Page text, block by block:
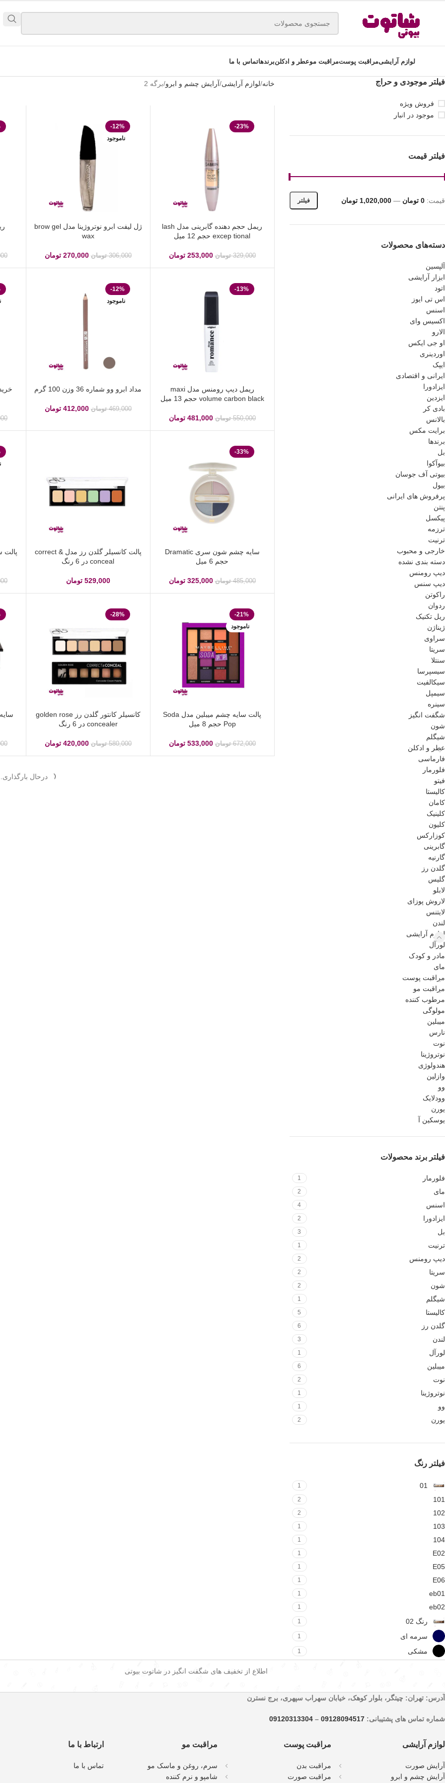
لوازم آرایشیمراقبت پوستمراقبت موعطر و ادکلنبرندهاتماس با ما
فیلتر موجودی و حراج
فروش ویژه
موجود در انبار
فیلتر قیمت
فیلتر قیمت: 0 تومان — 1,020,000 تومان
دسته‌های محصولات
آلپسین
ابزار آرایشی
اتود
اس تی ایوز
اسنس
اکسیس وای
الارو
او جی ایکس
اوردینری
ایپک
ایرانی و اقتصادی
ایزادورا
ایزدین
بادی کر
بالانس
برایت مکس
برندها
بل
بیوآکوا
بیوتی آف جوسان
بیول
پرفروش های ایرانی
پنتن
پیکسل
ترزمه
ترنیت
خارجی و محبوب
دسته بندی نشده
دیپ رومنس
دیپ سنس
راکوتن
ردوان
ریل تکنیک
ژیناژن
سراوی
سریتا
سنتلا
سیسپرسا
سیکالفیت
سیمپل
سینره
شگفت انگیز
شون
شیگلم
عطر و ادکلن
فارماسی
فلورمار
فیتو
کالیستا
کامان
کلینیک
کلیون
کوزارکس
گابرینی
گارنیه
گلدن رز
گلیس
لابلو
لاروش پوزای
لایتنس
لندن
لوازم آرایشی
لورآل
مادر و کودک
مای
مراقبت پوست
مراقبت مو
مرطوب کننده
مولوگی
میبلین
نارس
نوت
نوتروژینا
هندولوژی
وازلین
وو
وودلایک
یورن
یوسکین آ
فیلتر برند محصولات
فلورمار 1
مای 2
اسنس 4
ایزادورا 2
بل 3
ترنیت 1
دیپ رومنس 2
سریتا 2
شون 2
شیگلم 1
کالیستا 5
گلدن رز 6
لندن 3
لورآل 1
میبلین 6
نوت 2
نوتروژینا 1
وو 1
یورن 2
فیلتر رنگ
01
1
101
2
102
2
103
1
104
1
E02
1
E05
1
E06
1
eb01
1
eb02
1
رنگ 02 1
سرمه ای 1
مشکی 1
خانه لوازم آرایشی آرایش چشم و ابرو برگه 2
-23%
ریمل حجم دهنده گابرینی مدل lash
excep tional حجم 12 میل
329,000 تومان 253,000 تومان
-12%
ناموجود
ژل لیفت ابرو نوتروژینا مدل brow gel
wax
306,000 تومان 270,000 تومان
-13%
ریمل دیپ رومنس مدل maxi
volume carbon black حجم 13 میل
550,000 تومان 481,000 تومان
-12%
ناموجود
مداد ابرو وو شماره 36 وزن 100 گرم
469,000 تومان 412,000 تومان
-33%
سایه چشم شون سری Dramatic
حجم 6 میل
485,000 تومان 325,000 تومان
پالت کانسیلر گلدن رز مدل correct &
conceal در 6 رنگ
529,000 تومان
-21%
ناموجود
پالت سایه چشم میبلین مدل Soda
Pop حجم 8 میل
672,000 تومان 533,000 تومان
-28%
کانسیلر کانتور گلدن رز golden rose
concealer در 6 رنگ
580,000 تومان 420,000 تومان
درحال بارگذاری...
اطلاع از تخفیف های شگفت انگیز در شاتوت بیوتی
آدرس: تهران: چیتگر، بلوار کوهک، خیابان سهراب سپهری، برج نسترن
شماره تماس های پشتیبانی: 09128094517
–
09120313304
لوازم آرایشی
آرایش صورت
آرایش چشم و ابرو
مراقبت پوست
مراقبت بدن
مراقبت صورت
مراقبت مو
سرم، روغن و ماسک مو
شامپو و نرم کننده
ارتباط با ما
تماس با ما